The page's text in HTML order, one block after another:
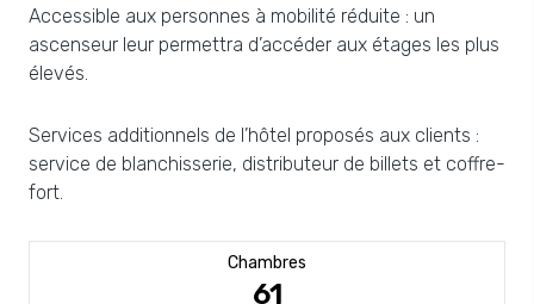
Accessible aux personnes à mobilité réduite : un
ascenseur leur permettra d’accéder aux étages les plus
élevés.
Services additionnels de l’hôtel proposés aux clients :
service de blanchisserie, distributeur de billets et coffre-
fort.
Chambres
61